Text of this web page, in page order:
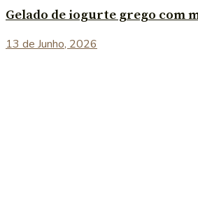
Gelado de iogurte grego com
13 de Junho, 2026